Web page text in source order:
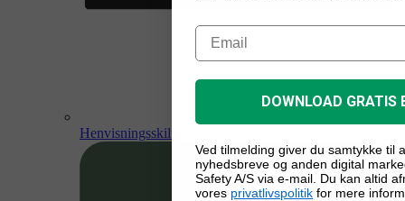
Henvisningsskilte
DOWNLOAD GRATIS
Ved tilmelding giver du samtykke til
nyhedsbreve og anden digital
Safety A/S via e-mail. Du kan altid
vores privatlivspolitik for mere